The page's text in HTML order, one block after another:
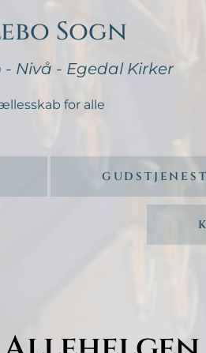
Sogn
- Nivå - Egedal Kirker
for alle